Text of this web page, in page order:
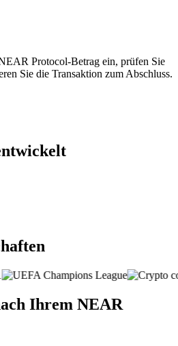
Protocol-Betrag ein, prüfen Sie
Sie die Transaktion zum Abschluss.
Ihrem NEAR